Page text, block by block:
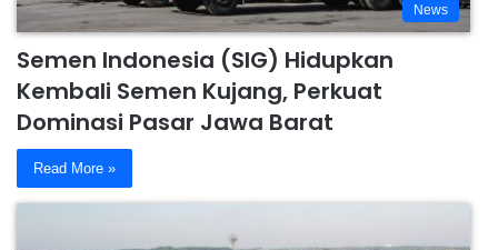
News
Semen Indonesia (SIG) Hidupkan
Kembali Semen Kujang, Perkuat
Dominasi Pasar Jawa Barat
Read More »